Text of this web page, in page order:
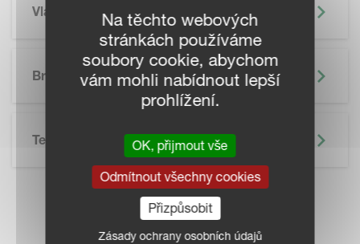
Vlastnosti
Brožura
Technické Údaje
KONTAKTUJTE
Na těchto webových
stránkách používáme
soubory cookie, abychom
vám mohli nabídnout lepší
prohlížení.
OK, přijmout vše
Odmítnout všechny cookies
Přizpůsobit
Zásady ochrany osobních údajů